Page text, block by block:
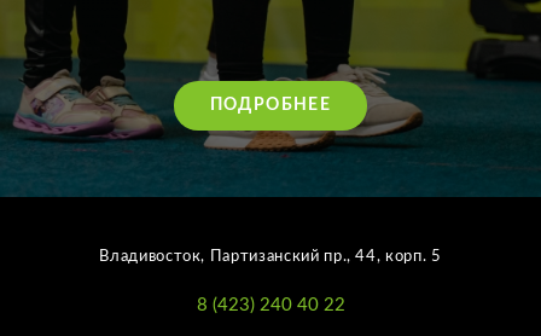
ПОДРОБНЕЕ
Владивосток, Партизанский пр., 44, корп. 5
8 (423) 240 40 22